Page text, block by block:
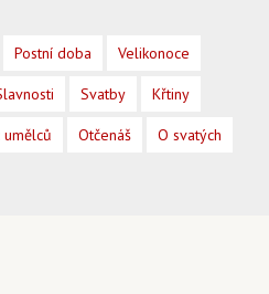
Postní doba Velikonoce
Svatby Křtiny
Otčenáš O svatých